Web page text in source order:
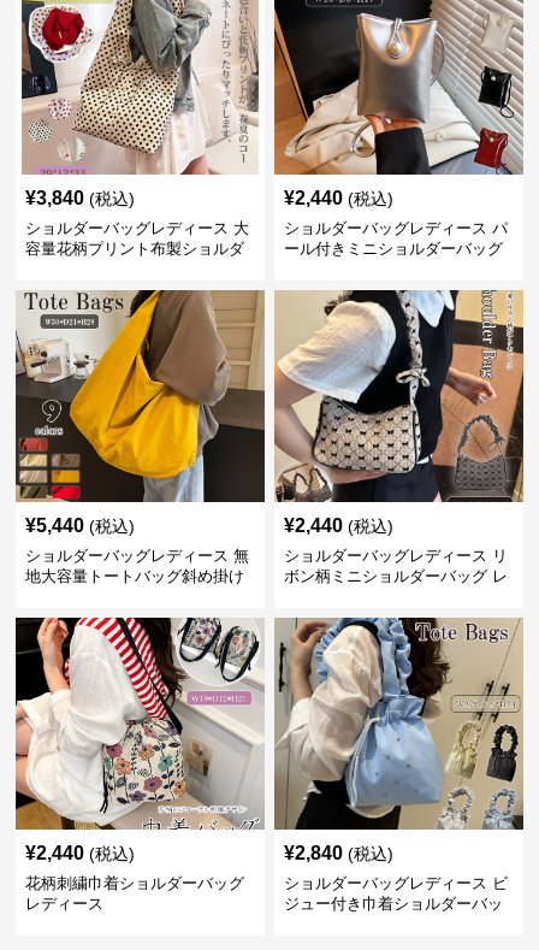
¥3,840 (税込)
ショルダーバッグレディース 大
容量花柄プリント布製ショルダ
¥2,440 (税込)
ショルダーバッグレディース パ
ール付きミニショルダーバッグ
¥5,440 (税込)
ショルダーバッグレディース 無
地大容量トートバッグ斜め掛け
¥2,440 (税込)
ショルダーバッグレディース リ
ボン柄ミニショルダーバッグ レ
¥2,440 (税込)
花柄刺繍巾着ショルダーバッグ
レディース
¥2,840 (税込)
ショルダーバッグレディース ビ
ジュー付き巾着ショルダーバッ